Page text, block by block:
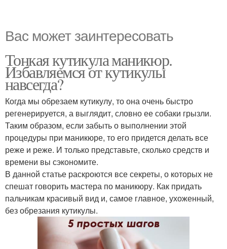
Вас может заинтересовать
Тонкая кутикула маникюр.
Избавляемся от кутикулы
навсегда?
Когда мы обрезаем кутикулу, то она очень быстро
регенерируется, а выглядит, словно ее собаки грызли.
Таким образом, если забыть о выполнении этой
процедуры при маникюре, то его придется делать все
реже и реже. И только представьте, сколько средств и
времени вы сэкономите.
В данной статье раскроются все секреты, о которых не
спешат говорить мастера по маникюру. Как придать
пальчикам красивый вид и, самое главное, ухоженный,
без обрезания кутикулы.